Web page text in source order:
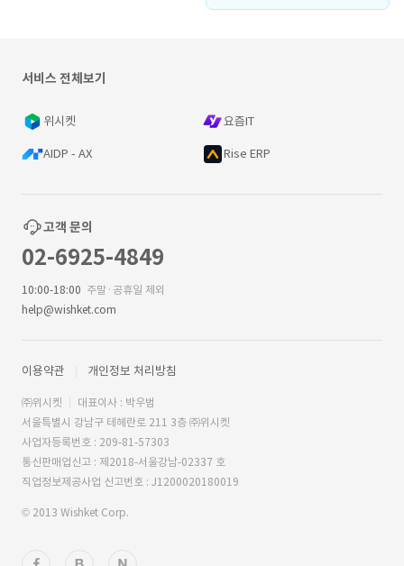
서비스 전체보기
위시켓 요즘IT
AIDP - AX Rise ERP
고객 문의
02-6925-4849
10:00-18:00 주말·공휴일 제외
help@wishket.com
이용약관 개인정보 처리방침
㈜위시켓
대표이사 : 박우범
서울특별시 강남구 테헤란로 211 3층 ㈜위시켓
사업자등록번호 : 209-81-57303
통신판매업신고 : 제2018-서울강남-02337 호
직업정보제공사업 신고번호 : J1200020180019
© 2013 Wishket Corp.